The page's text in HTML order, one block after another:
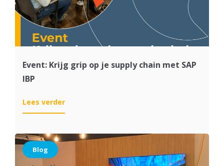
begrijpt
Event: Krijg grip op je supply chain met SAP
IBP
Lees verder:
Event:
grip
Blog